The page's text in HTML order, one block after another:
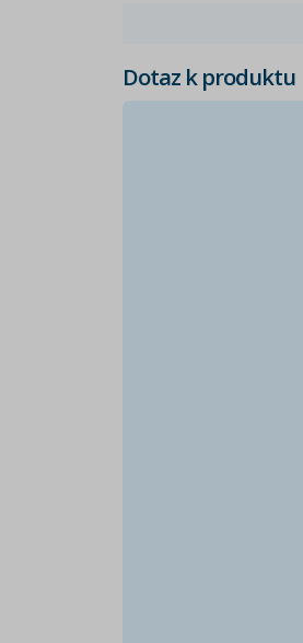
Dotaz k produktu